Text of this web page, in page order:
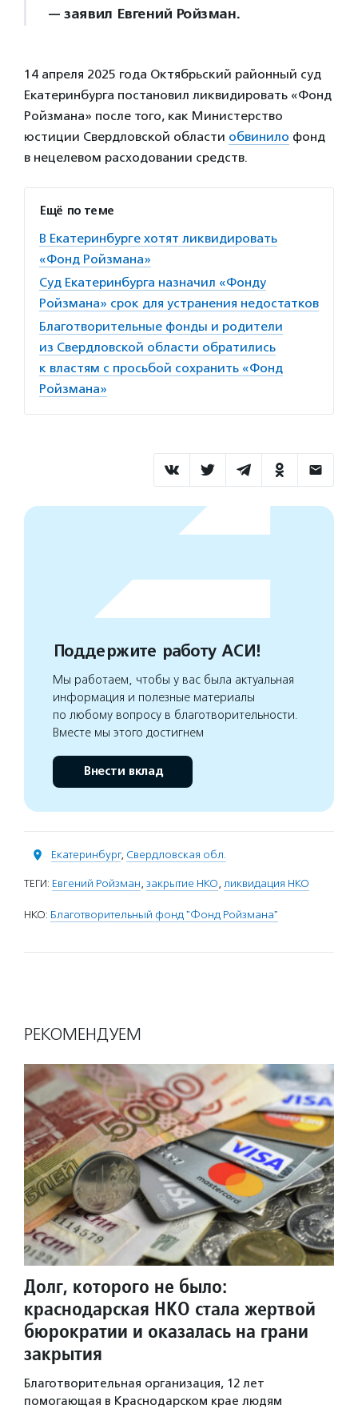
— заявил Евгений Ройзман.
14 апреля 2025 года Октябрьский районный суд
Екатеринбурга постановил ликвидировать «Фонд
Ройзмана» после того, как Министерство
юстиции Свердловской области обвинило фонд
в нецелевом расходовании средств.
Ещё по теме
В Екатеринбурге хотят ликвидировать
«Фонд Ройзмана»
Суд Екатеринбурга назначил «Фонду
Ройзмана» срок для устранения недостатков
Благотворительные фонды и родители
из Свердловской области обратились
к властям с просьбой сохранить «Фонд
Ройзмана»
Поддержите работу АСИ!
Мы работаем, чтобы у вас была актуальная
информация и полезные материалы
по любому вопросу в благотворительности.
Вместе мы этого достигнем
Внести вклад
Екатеринбург, Свердловская обл.
ТЕГИ: Евгений Ройзман, закрытие НКО, ликвидация НКО
НКО: Благотворительный фонд "Фонд Ройзмана"
РЕКОМЕНДУЕМ
Долг, которого не было:
краснодарская НКО стала жертвой
бюрократии и оказалась на грани
закрытия
Благотворительная организация, 12 лет
помогающая в Краснодарском крае людям